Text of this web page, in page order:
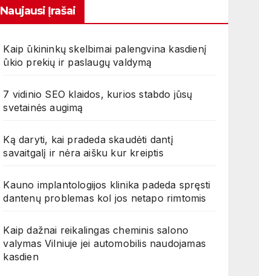
Naujausi Įrašai
Kaip ūkininkų skelbimai palengvina kasdienį
ūkio prekių ir paslaugų valdymą
7 vidinio SEO klaidos, kurios stabdo jūsų
svetainės augimą
Ką daryti, kai pradeda skaudėti dantį
savaitgalį ir nėra aišku kur kreiptis
Kauno implantologijos klinika padeda spręsti
dantenų problemas kol jos netapo rimtomis
Kaip dažnai reikalingas cheminis salono
valymas Vilniuje jei automobilis naudojamas
kasdien